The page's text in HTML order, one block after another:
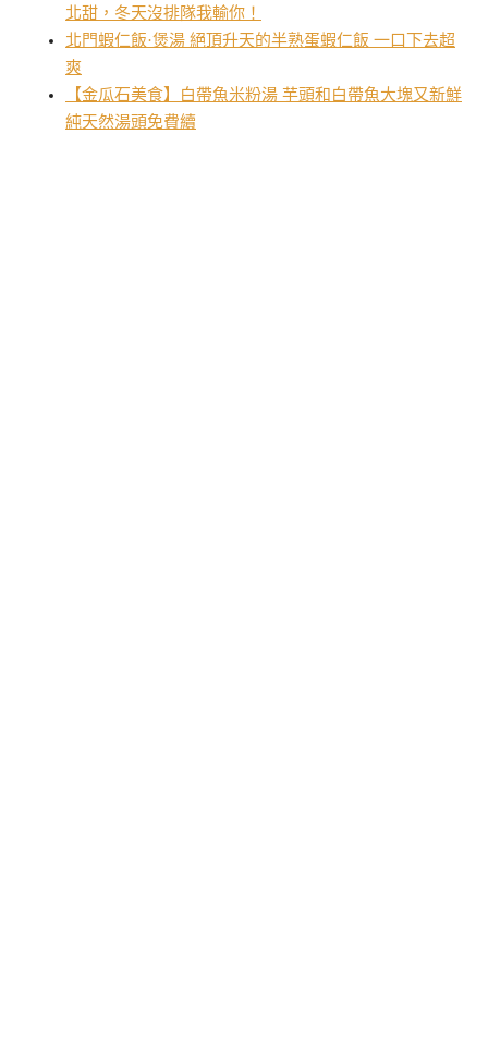
北甜，冬天沒排隊我輸你！
北門蝦仁飯·煲湯 絕頂升天的半熟蛋蝦仁飯 一口下去超
爽
【金瓜石美食】白帶魚米粉湯 芋頭和白帶魚大塊又新鮮
純天然湯頭免費續